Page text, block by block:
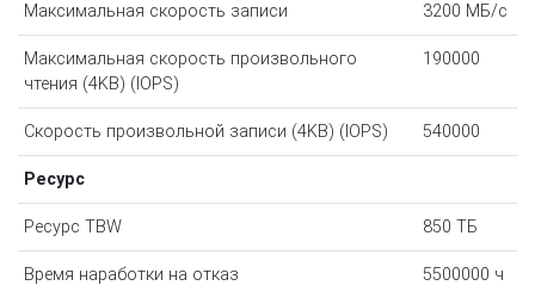
Максимальная скорость записи 3200 МБ/с
Максимальная скорость произвольного
чтения (4KB) (IOPS)
190000
Скорость произвольной записи (4KB) (IOPS) 540000
Ресурс
Ресурс TBW 850 ТБ
Время наработки на отказ 5500000 ч